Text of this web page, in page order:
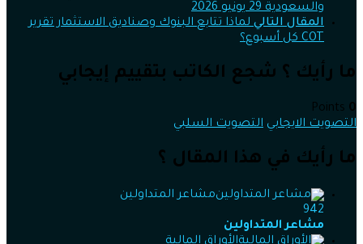
والسعودية 29 يونيو 2026
المقال التالي لماذا تتابع البنوك وصناديق الاستثمار تقرير
COT كل أسبوع؟
ما رأيك ؟ شجع الكاتب بتقييم إيجابي
0
التصويت الايجابي التصويت السلبي
ما رأيك في هذا المقال ؟
مشاعر المتداولين
942
مشاعر المتداولين